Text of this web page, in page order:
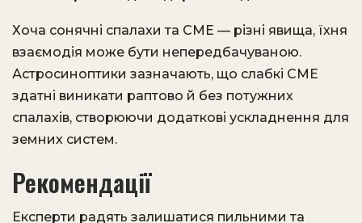
Хоча сонячні спалахи та CME — різні явища, їхня
взаємодія може бути непередбачуваною.
Астросиноптики зазначають, що слабкі CME
здатні виникати раптово й без потужних
спалахів, створюючи додаткові ускладнення для
земних систем.
Рекомендації
Експерти радять залишатися пильними та